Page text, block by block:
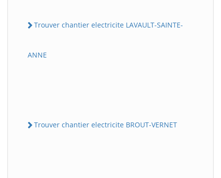
Trouver chantier electricite LAVAULT-SAINTE-
ANNE
Trouver chantier electricite BROUT-VERNET